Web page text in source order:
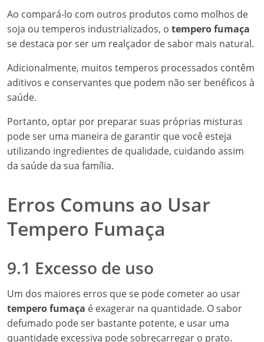
Ao compará-lo com outros produtos como molhos de
soja ou temperos industrializados, o tempero fumaça
se destaca por ser um realçador de sabor mais natural.
Adicionalmente, muitos temperos processados contêm
aditivos e conservantes que podem não ser benéficos à
saúde.
Portanto, optar por preparar suas próprias misturas
pode ser uma maneira de garantir que você esteja
utilizando ingredientes de qualidade, cuidando assim
da saúde da sua família.
Erros Comuns ao Usar
Tempero Fumaça
9.1 Excesso de uso
Um dos maiores erros que se pode cometer ao usar
tempero fumaça é exagerar na quantidade. O sabor
defumado pode ser bastante potente, e usar uma
quantidade excessiva pode sobrecarregar o prato.